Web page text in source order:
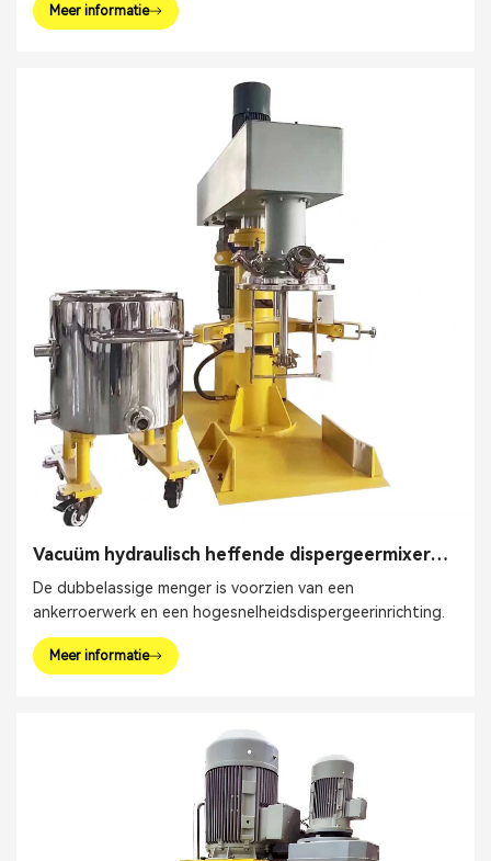
Meer informatie
Vacuüm hydraulisch heffende dispergeermixer
met dubbele as
De dubbelassige menger is voorzien van een
ankerroerwerk en een hogesnelheidsdispergeerinrichting.
Meer informatie